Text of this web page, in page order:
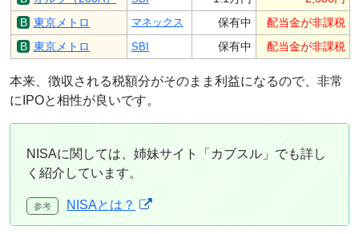
東京メトロ
マネックス 保有中
配当金が非課税
東京メトロ
SBI 保有中 配当金が非課税
本来、徴収される税額分がそのまま利益になるので、非常
にIPOと相性が良いです。
NISAに関しては、姉妹サイト「カブスル」でも詳し
く紹介しています。
NISAとは？